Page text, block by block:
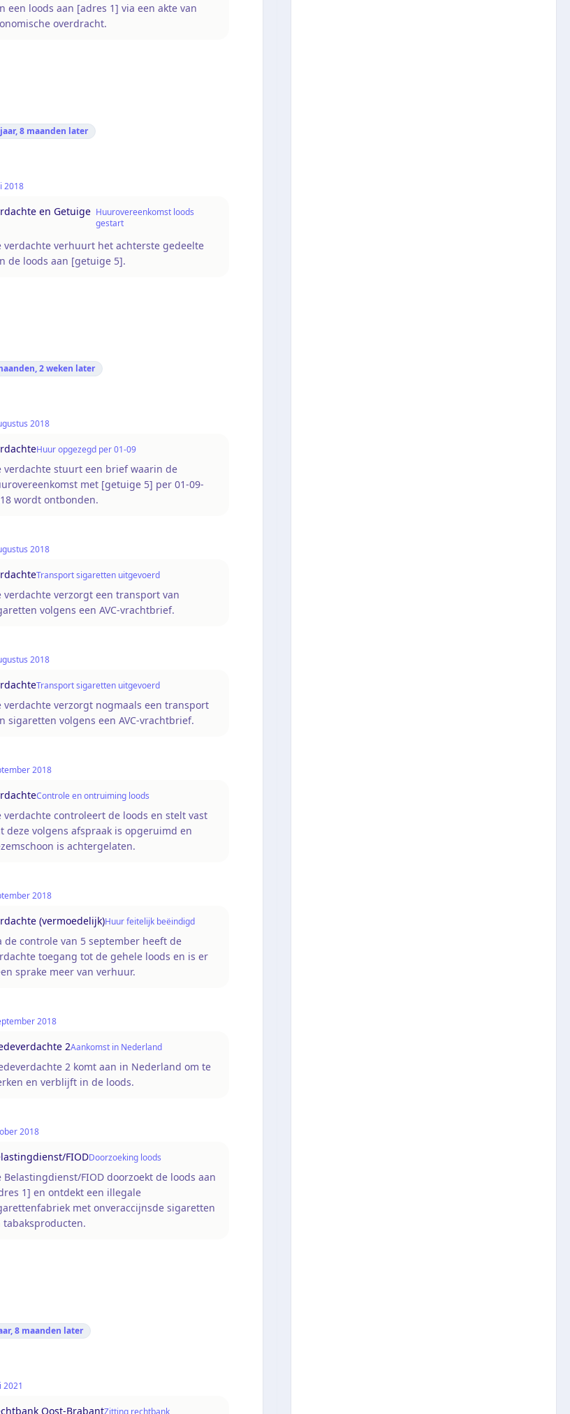
een loods aan [adres 1] via een akte van
overdracht.
8 maanden later
2018
en Getuige Huurovereenkomst loods
gestart
verdachte verhuurt het achterste gedeelte
de loods aan [getuige 5].
2 weken later
2018
Huur opgezegd per 01-09
verdachte stuurt een brief waarin de
met [getuige 5] per 01-09-
wordt ontbonden.
2018
Transport sigaretten uitgevoerd
verdachte verzorgt een transport van
volgens een AVC-vrachtbrief.
2018
Transport sigaretten uitgevoerd
verdachte verzorgt nogmaals een transport
sigaretten volgens een AVC-vrachtbrief.
2018
Controle en ontruiming loods
verdachte controleert de loods en stelt vast
deze volgens afspraak is opgeruimd en
is achtergelaten.
2018
(vermoedelijk)Huur feitelijk beëindigd
de controle van 5 september heeft de
toegang tot de gehele loods en is er
sprake meer van verhuur.
2018
2Aankomst in Nederland
2 komt aan in Nederland om te
en verblijft in de loods.
2018
FIODDoorzoeking loods
Belastingdienst/FIOD doorzoekt de loods aan
1] en ontdekt een illegale
met onveraccijnsde sigaretten
tabaksproducten.
8 maanden later
2021
Oost-BrabantZitting rechtbank